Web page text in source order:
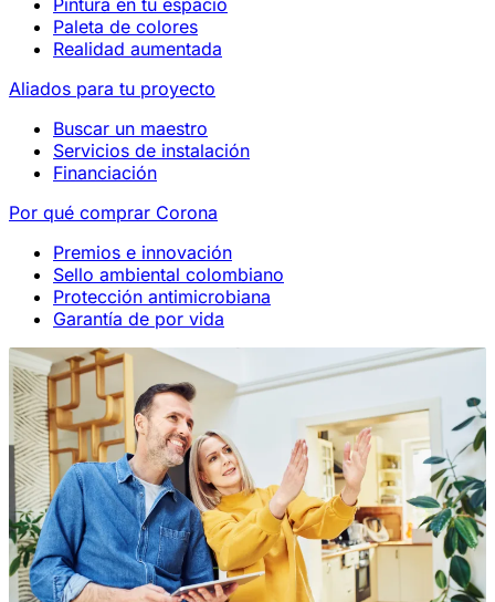
Pintura en tu espacio
Paleta de colores
Realidad aumentada
Aliados para tu proyecto
Buscar un maestro
Servicios de instalación
Financiación
Por qué comprar Corona
Premios e innovación
Sello ambiental colombiano
Protección antimicrobiana
Garantía de por vida